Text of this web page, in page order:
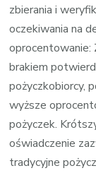
zbierania i
oczekiwania na
oprocentowanie:
brakiem
pożyczkobiorcy,
wyższe
pożyczek.
oświadczenie
tradycyjne